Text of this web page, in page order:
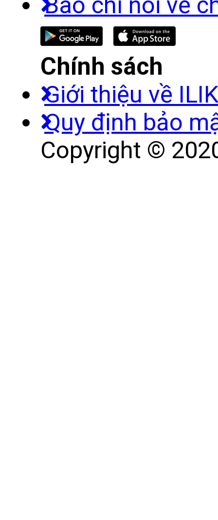
Chính sách
Giới thiệu về
Quy định bảo
Copyright ©